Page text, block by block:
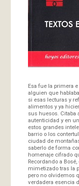
Esa fue la primera
alguien que
si esas lecturas y
alimentos y ya
sus huesos. Citaba
autenticidad y en
estos grandes
barrio o los
ciudad de
saberlo de forma
homenaje cifrado
Recordando a
mimetizado tras la
pero no olvidemos
verdadera esencia